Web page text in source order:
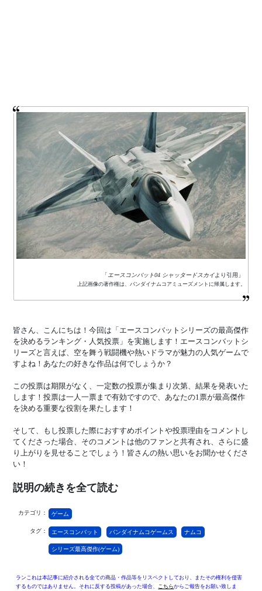
「 エースコンバット04 シャッタードスカイより引用」
上記画像の著作権は、バンダイナムコアミューズメントに帰属します。
皆さん、こんにちは！今回は「エースコンバットシリーズの最高傑作
を決めるランキング・人気投票」を実施します！エースコンバットシ
リーズと言えば、空を舞う戦闘機や熱いドラマが魅力の人気ゲームで
すよね！あなたの好きな作品は何でしょうか？
この投票は期限がなく、一定数の投票が集まり次第、結果を発表いた
します！投票は一人一票まで有効ですので、あなたの1票が最高傑作
を決める重要な役割を果たします！
そして、もし投票した際におすすめポイントや投票理由をコメントし
てくださった場合、そのコメントは他のファンと共有され、さらに盛
り上がりを見せることでしょう！皆さんの熱い思いをお聞かせくださ
い！
説明の続きを全て読む
カテゴリ： ゲーム
タグ： エースコンバット バンダイナムコゲームス ナムコ
シリーズ最高傑作(ゲーム)
ランこれは本記事に紹介される全ての商品・作品等をリスペクトしており、またその権利を侵害
するものではありません。それに反する投稿があった場合、 こちらからご報告をお願い致しま